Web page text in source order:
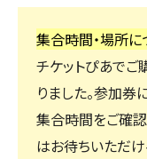
集合時間・場所に
チケットぴあで
りました。参加
集合時間をご確
はお待ちいただけ